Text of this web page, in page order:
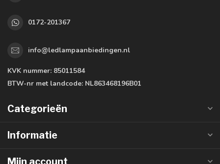
0172-201367
info@ledlampaanbiedingen.nl
KVK nummer: 85011584
BTW-nr met landcode: NL863468196B01
Categorieën
Informatie
Mijn account